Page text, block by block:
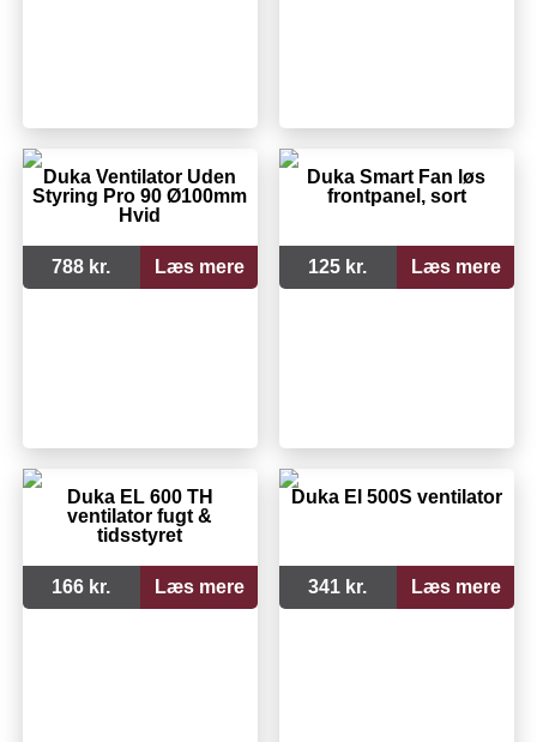
Duka Ventilator Uden
Styring Pro 90 Ø100mm
Hvid
788 kr. Læs mere
Duka Smart Fan løs
frontpanel, sort
125 kr. Læs mere
Duka EL 600 TH
ventilator fugt &
tidsstyret
166 kr. Læs mere
Duka El 500S ventilator
341 kr. Læs mere